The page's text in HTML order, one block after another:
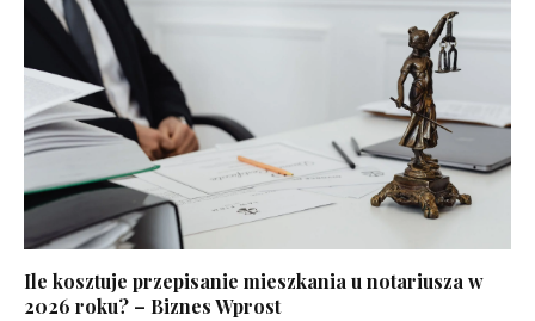
Ile kosztuje przepisanie mieszkania u notariusza w
2026 roku? – Biznes Wprost